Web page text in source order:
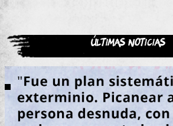
Últimas noticias